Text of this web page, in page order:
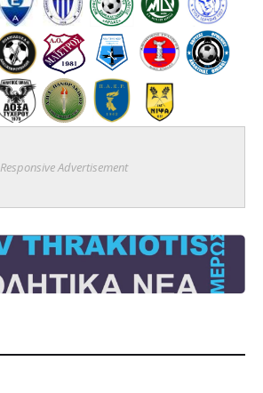
Responsive Advertisement